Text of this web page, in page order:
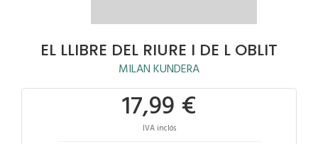
EL LLIBRE DEL RIURE I DE L OBLIT
MILAN KUNDERA
17,99 €
IVA inclós